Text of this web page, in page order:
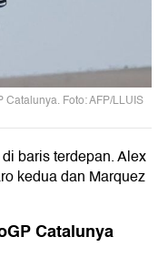
Foto: AFP/LLUIS
baris terdepan. Alex
kedua dan Marquez
Catalunya